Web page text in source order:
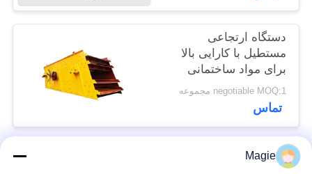
دستگاه ارتجاعی
مستطیل با کارایی بالا
برای مواد ساختمانی
negotiable MOQ:1 مجموعه
تماس
دسته بندی های محبوب
Magie